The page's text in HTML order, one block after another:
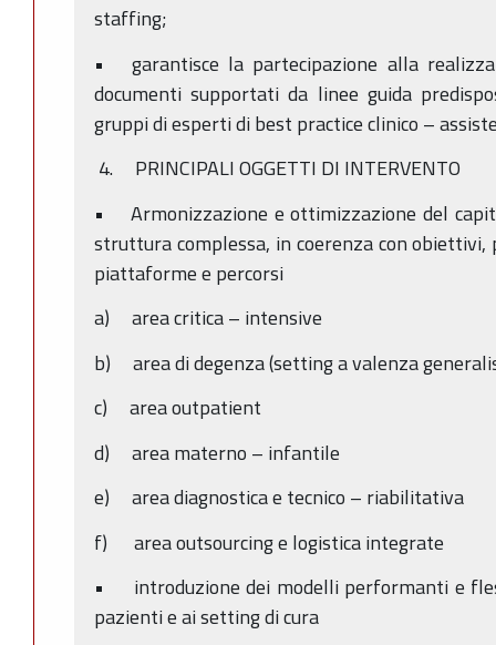
staffing;
• garantisce la partecipazione alla
documenti supportati da linee guida
gruppi di esperti di best practice clinico –
4. PRINCIPALI OGGETTI DI INTERVENTO
• Armonizzazione e ottimizzazione del
struttura complessa, in coerenza con
piattaforme e percorsi
a) area critica – intensive
b) area di degenza (setting a valenza
c) area outpatient
d) area materno – infantile
e) area diagnostica e tecnico – riabilitativa
f) area outsourcing e logistica integrate
• introduzione dei modelli performanti e
pazienti e ai setting di cura